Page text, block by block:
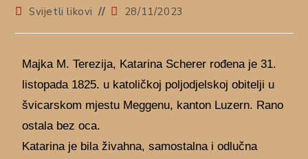
Svijetli likovi 28/11/2023
Majka M. Terezija, Katarina Scherer rođena je 31.
listopada 1825. u katoličkoj poljodjelskoj obitelji u
švicarskom mjestu Meggenu, kanton Luzern. Rano
ostala bez oca.
Katarina je bila živahna, samostalna i odlučna